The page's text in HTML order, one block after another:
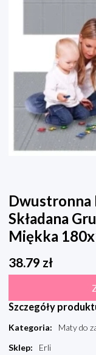
Dwustronna
Składana
Miękka
38.79 zł
Szczegóły
Kategoria:
Maty do
Sklep:
Erli